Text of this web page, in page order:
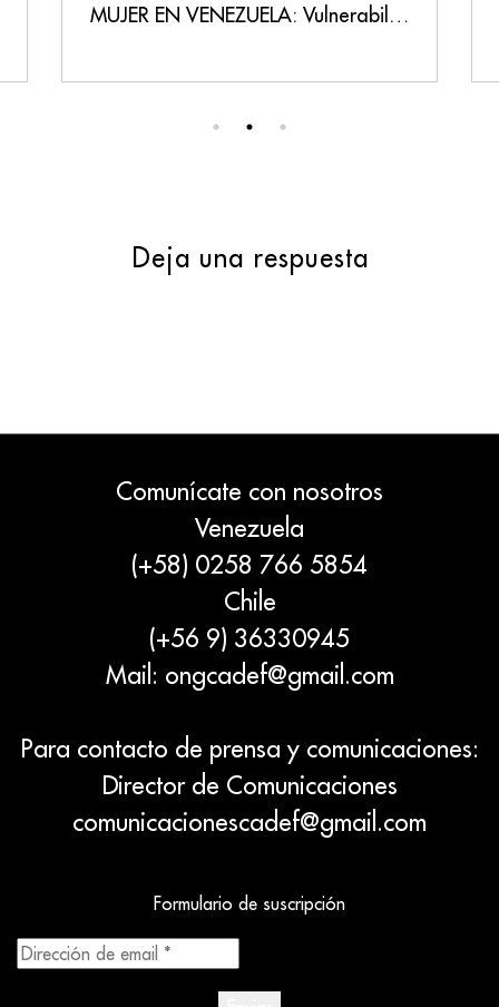
MUJER EN VENEZUELA: Vulnerabilidad, Persecución y un Llamado a la Justicia
Deja una respuesta
Comunícate con nosotros
Venezuela
(+58) 0258 766 5854
Chile
(+56 9) 36330945
Mail: ongcadef@gmail.com
Para contacto de prensa y comunicaciones:
Director de Comunicaciones
comunicacionescadef@gmail.com
Formulario de suscripción
email